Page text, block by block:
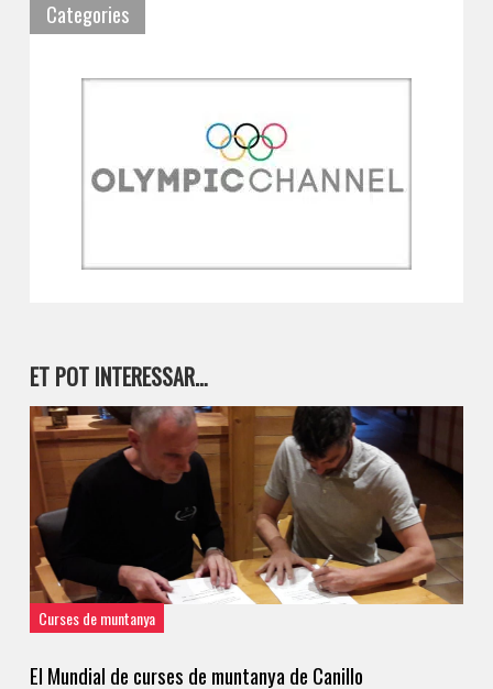
Categories
ET POT INTERESSAR…
Curses de muntanya
El Mundial de curses de muntanya de Canillo